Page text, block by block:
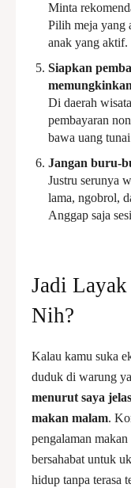
Minta
Pilih meja yang
anak yang aktif.
Siapkan
memungkinkan
Di daerah
pembayaran
bawa uang
Jangan buru-
Justru serunya
lama, ngobrol,
Anggap saja
Jadi
Nih?
Kalau kamu suka
duduk di warung
menurut saya
makan malam.
pengalaman
bersahabat untuk
hidup tanpa terasa